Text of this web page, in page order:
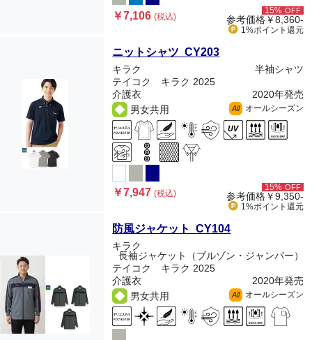
￥7,106(税込)
15% OFF
参考価格￥8,360-
1%ポイント 還元
ニットシャツ CY203
キラク
半袖シャツ
テイコク キラク 2025
介護衣
2020年発売
男女共用
All オールシーズン
￥7,947(税込)
15% OFF
参考価格￥9,350-
1%ポイント 還元
防風ジャケット CY104
キラク
長袖ジャケット（ブルゾン・ジャンパー）
テイコク キラク 2025
介護衣
2020年発売
男女共用
All オールシーズン